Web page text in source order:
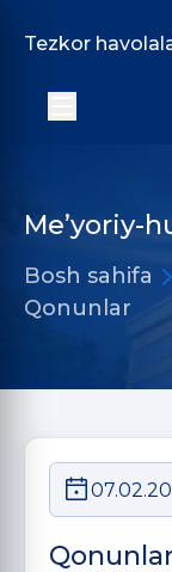
Tezkor
Me’yoriy-
Bosh sahifa
Qonunlar